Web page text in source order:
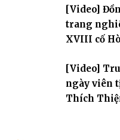
[Video]
trang
XVIII cố
[Video]
ngày viên
Thích